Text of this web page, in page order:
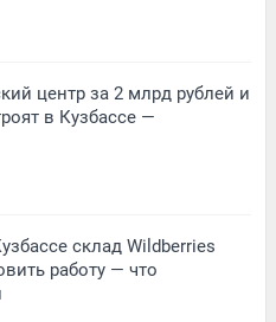
центр за 2 млрд рублей и
в Кузбассе —
склад Wildberries
работу — что